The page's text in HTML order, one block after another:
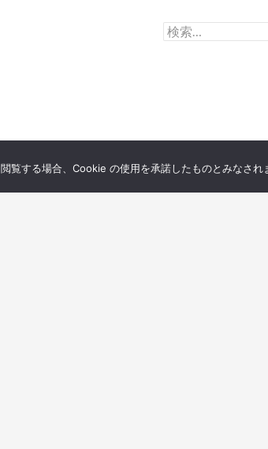
検
索:
する場合、Cookie の使用を承諾したものとみなされ